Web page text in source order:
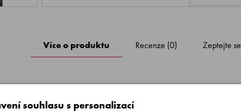
Více o produktu Recenze (0) Zeptejte se
souhlasu s personalizací